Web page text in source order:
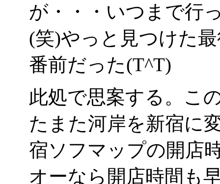
が・・・いつまで行
(笑)やっと見つけた
番前だった(T^T)
此処で思案する。こ
たまた河岸を新宿に
宿ソフマップの開店
オーなら開店時間も